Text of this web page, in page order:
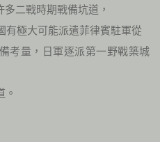
二戰時期戰備坑道，
有極大可能派遣菲律賓駐軍從
考量，日軍逐派第一野戰築城
。